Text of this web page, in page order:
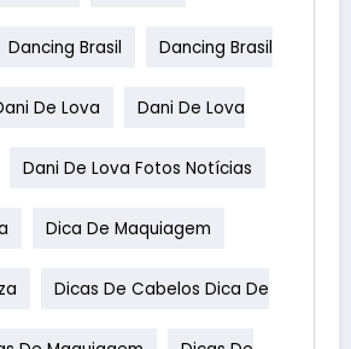
Dancing Brasil Dancing Brasil
De Lova Dani De Lova
Dani De Lova Fotos Notícias
Dica De Maquiagem
Dicas De Cabelos Dica De